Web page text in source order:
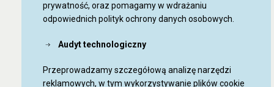
prywatność, oraz pomagamy w wdrażaniu
odpowiednich polityk ochrony danych osobowych.
Audyt technologiczny
Przeprowadzamy szczegółową analizę narzędzi
reklamowych, w tym wykorzystywanie plików cookie